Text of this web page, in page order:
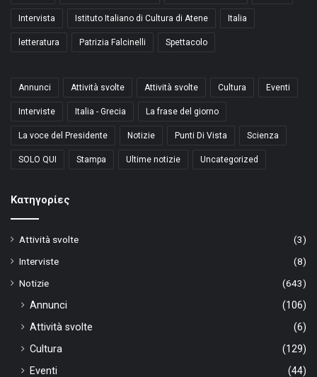
Intervista Istituto Italiano di Cultura di Atene Italia
letteratura Patrizia Falcinelli Spettacolo
Annunci Attività svolte Attività svolte Cultura Eventi
Interviste Italia - Grecia La frase del giorno
La voce del Presidente Notizie Punti Di Vista Scienza
SOLO QUI Stampa Ultime notizie Uncategorized
Kατηγορίες
Attività svolte
(3)
Interviste
(8)
Notizie
(643)
Annunci
(106)
Attività svolte
(6)
Cultura
(129)
Eventi
(44)